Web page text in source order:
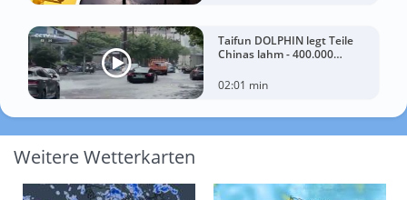
Taifun DOLPHIN legt Teile
Chinas lahm - 400.000
verlassen
02:01 min
Weitere Wetterkarten